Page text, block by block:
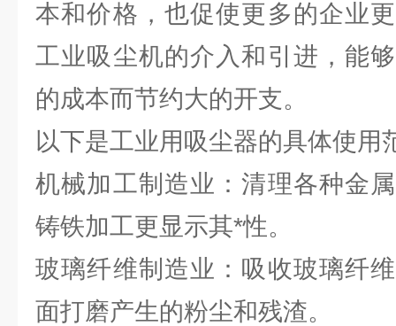
本和价格，也促使更多的企业
工业吸尘机的介入和引进，能
的成本而节约大的开支。
以下是工业用吸尘器的具体使用
机械加工制造业：清理各种金
铸铁加工更显示其*性。
玻璃纤维制造业：吸收玻璃纤
面打磨产生的粉尘和残渣。